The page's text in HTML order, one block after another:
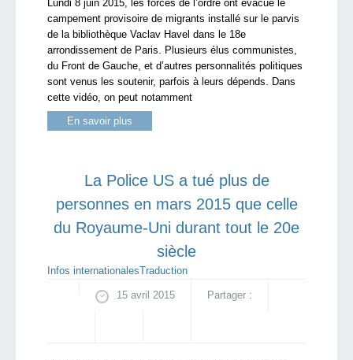
Lundi 8 juin 2015, les forces de l’ordre ont évacué le
campement provisoire de migrants installé sur le parvis
de la bibliothèque Vaclav Havel dans le 18e
arrondissement de Paris. Plusieurs élus communistes,
du Front de Gauche, et d’autres personnalités politiques
sont venus les soutenir, parfois à leurs dépends. Dans
cette vidéo, on peut notamment
En savoir plus
La Police US a tué plus de
personnes en mars 2015 que celle
du Royaume-Uni durant tout le 20e
siècle
Infos internationalesTraduction
15 avril 2015 Partager :